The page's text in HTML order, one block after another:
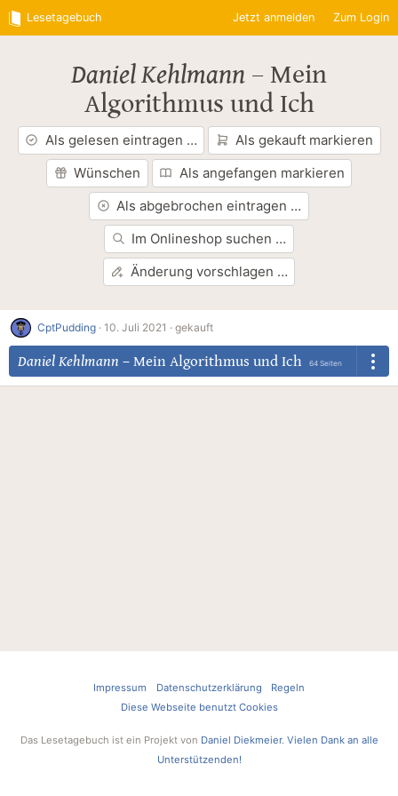
Lesetagebuch Jetzt anmelden Zum Login
Daniel Kehlmann – Mein
Algorithmus und Ich
Als gelesen eintragen …
Als gekauft markieren
Wünschen
Als angefangen markieren
Als abgebrochen eintragen …
Im Onlineshop suchen …
Änderung vorschlagen …
CptPudding · 10. Juli 2021 · gekauft
Daniel Kehlmann – Mein Algorithmus und Ich 64 Seiten
Impressum Datenschutzerklärung
Regeln
Diese Webseite benutzt Cookies
Das Lesetagebuch ist ein Projekt von Daniel Diekmeier. Vielen Dank an alle
Unterstützenden!